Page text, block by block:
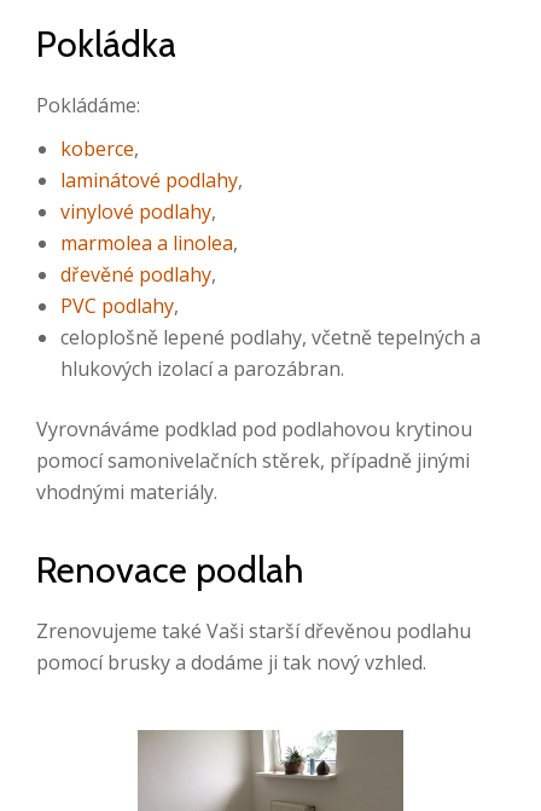
Pokládka
Pokládáme:
koberce,
laminátové podlahy,
vinylové podlahy,
marmolea a linolea,
dřevěné podlahy,
PVC podlahy,
celoplošně lepené podlahy, včetně tepelných a
hlukových izolací a parozábran.
Vyrovnáváme podklad pod podlahovou krytinou
pomocí samonivelačních stěrek, případně jinými
vhodnými materiály.
Renovace podlah
Zrenovujeme také Vaši starší dřevěnou podlahu
pomocí brusky a dodáme ji tak nový vzhled.